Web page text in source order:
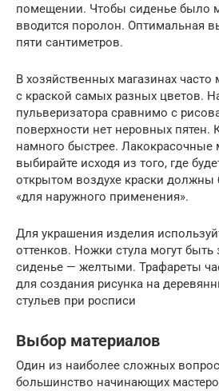
помещении. Чтобы сиденье было
вводится поролон. Оптимальная
пяти сантиметров.
В хозяйственных магазинах
с краской самых разных цветов.
пульверизатора сравнимо с
поверхности нет неровных пятен.
намного быстрее. Лакокрасочные
выбирайте исходя из того, где
открытом воздухе краски
«для наружного применения».
Для украшения изделия
оттенков. Ножки стула могут
сиденье — желтыми. Трафареты
для создания рисунка на
стульев при росписи
Выбор материалов
Один из наиболее сложных
большинство начинающих